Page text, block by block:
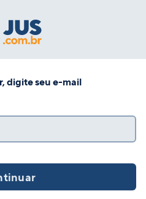
digite seu e-mail